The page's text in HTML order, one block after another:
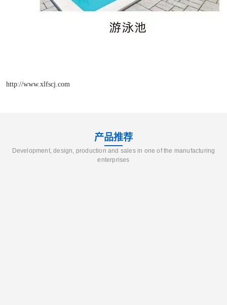
http://www.xlfscj.com
产品推荐
Development, design, production and sales in one of the manufacturing
enterprises